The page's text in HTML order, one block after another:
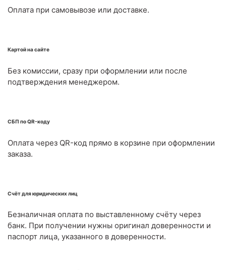
Оплата при самовывозе или доставке.
Картой на сайте
Без комиссии, сразу при оформлении или после
подтверждения менеджером.
СБП по QR-коду
Оплата через QR-код прямо в корзине при оформлении
заказа.
Счёт для юридических лиц
Безналичная оплата по выставленному счёту через
банк. При получении нужны оригинал доверенности и
паспорт лица, указанного в доверенности.